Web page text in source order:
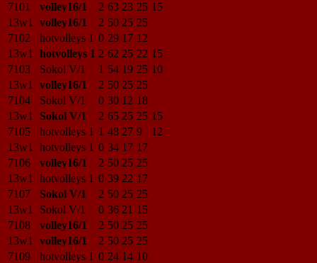
7101
volley16/1 2 63 23 25 15
13w1
volley16/1 2 50 25 25
7102
hotvolleys 1 0 29 17 12
13w1
hotvolleys 1 2 62 25 22 15
7103
Sokol V/1 1 54 19 25 10
13w1
volley16/1 2 50 25 25
7104
Sokol V/1 0 30 12 18
13w1
Sokol V/1 2 65 25 25 15
7105
hotvolleys 1 1 48 27 9
12
13w1
hotvolleys 1 0 34 17 17
7106
volley16/1 2 50 25 25
13w1
hotvolleys 1 0 39 22 17
7107
Sokol V/1 2 50 25 25
13w1
Sokol V/1 0 36 21 15
7108
volley16/1 2 50 25 25
13w1
volley16/1 2 50 25 25
7109
hotvolleys 1 0 24 14 10